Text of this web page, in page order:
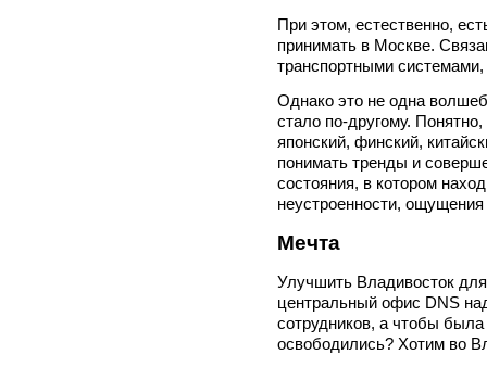
При этом, естественно,
принимать в Москве.
транспортными
Однако это не одна
стало по-другому.
японский, финский,
понимать тренды и
состояния, в котором
неустроенности,
Мечта
Улучшить Владивосток
центральный офис DNS
сотрудников, а чтобы
освободились? Хотим во